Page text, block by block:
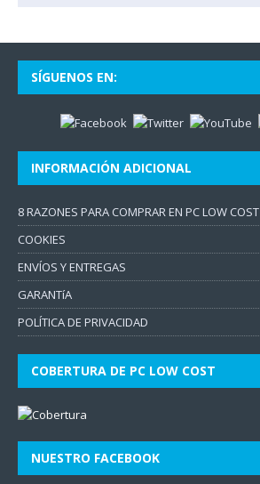
SÍGUENOS EN:
INFORMACIÓN ADICIONAL
8 RAZONES PARA COMPRAR EN PC LOW COST
COOKIES
ENVÍOS Y ENTREGAS
GARANTíA
POLÍTICA DE PRIVACIDAD
COBERTURA DE PC LOW COST
NUESTRO FACEBOOK